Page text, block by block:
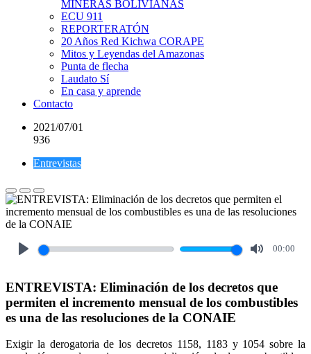
MINERAS BOLIVIANAS
ECU 911
REPORTERATÓN
20 Años Red Kichwa CORAPE
Mitos y Leyendas del Amazonas
Punta de flecha
Laudato Sí
En casa y aprende
Contacto
2021/07/01
936
Entrevistas
00:00
ENTREVISTA: Eliminación de los decretos que
permiten el incremento mensual de los combustibles
es una de las resoluciones de la CONAIE
Exigir la derogatoria de los decretos 1158, 1183 y 1054 sobre la